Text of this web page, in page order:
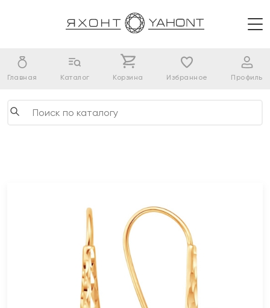
Главная Каталог Корзина Избранное Профиль